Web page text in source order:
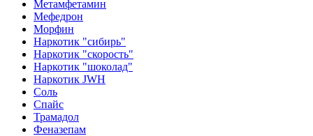
Метамфетамин
Мефедрон
Морфин
Наркотик "сибирь"
Наркотик "скорость"
Наркотик "шоколад"
Наркотик JWH
Соль
Спайс
Трамадол
Феназепам